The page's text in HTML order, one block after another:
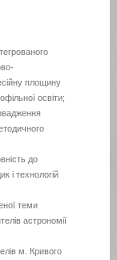
площину
освіти;
до
і технологій
теми
астрономії
м. Кривого